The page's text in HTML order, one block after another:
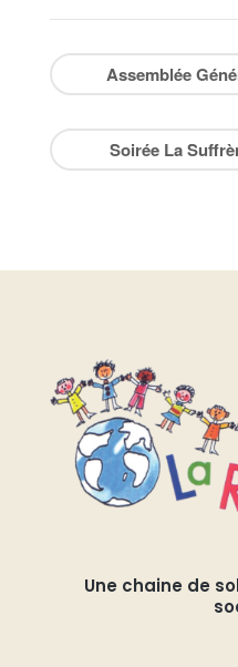
Assemblée
Soirée La
Une chaine de